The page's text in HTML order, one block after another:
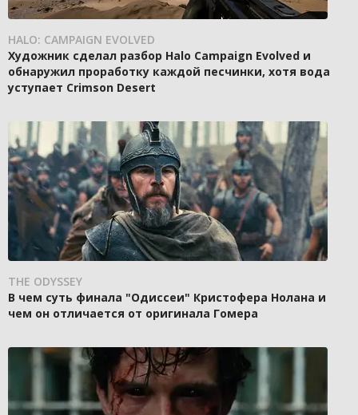
HALO: CAMPAIGN EVOLVED
Художник сделал разбор Halo Campaign Evolved и
обнаружил проработку каждой песчинки, хотя вода
уступает Crimson Desert
THE ODYSSEY
В чем суть финала "Одиссеи" Кристофера Нолана и
чем он отличается от оригинала Гомера